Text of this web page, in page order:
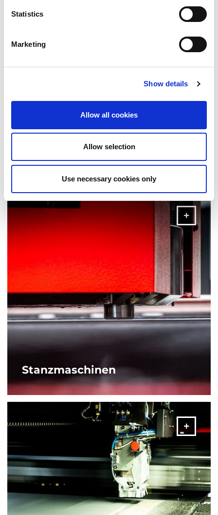
Statistics
Marketing
Show details
Allow all cookies
Allow selection
Use necessary cookies only
Lasermaschinen
an Laserschneidmaschinen für alle Ihre
Produktionsanforderungen der Blechbearbeitung.
Stanzmaschinen
AMADA-Stanzmaschinen fertigen nicht nur beliebige
Geometrien, vielmehr können auch komplexe, hochwertige
Produkte durch die Integration von Umformprozessen und
Gewinden in einer Aufspannung bearbeitet werden.